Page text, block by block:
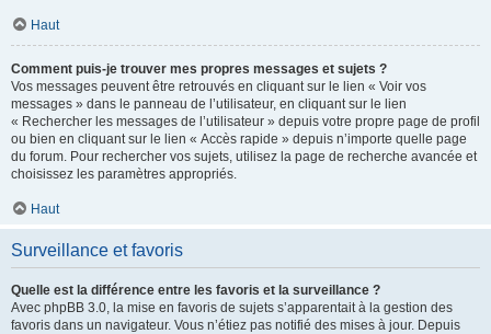
Haut
Comment puis-je trouver mes propres messages et sujets ?
Vos messages peuvent être retrouvés en cliquant sur le lien « Voir vos
messages » dans le panneau de l’utilisateur, en cliquant sur le lien
« Rechercher les messages de l’utilisateur » depuis votre propre page de profil
ou bien en cliquant sur le lien « Accès rapide » depuis n’importe quelle page
du forum. Pour rechercher vos sujets, utilisez la page de recherche avancée et
choisissez les paramètres appropriés.
Haut
Surveillance et favoris
Quelle est la différence entre les favoris et la surveillance ?
Avec phpBB 3.0, la mise en favoris de sujets s’apparentait à la gestion des
favoris dans un navigateur. Vous n’étiez pas notifié des mises à jour. Depuis